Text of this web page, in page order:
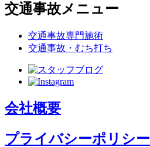
交通事故メニュー
交通事故専門施術
交通事故・むち打ち
会社概要
プライバシーポリシー